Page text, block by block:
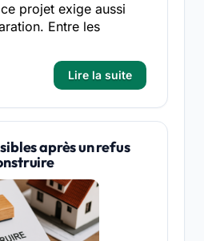
projet exige aussi
Entre les
Lire la suite
après un refus